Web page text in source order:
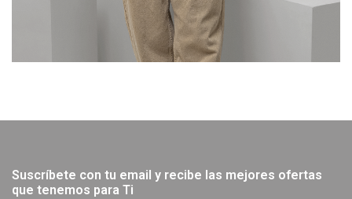
Suscríbete con tu email y recibe las mejores ofertas
que tenemos para Ti